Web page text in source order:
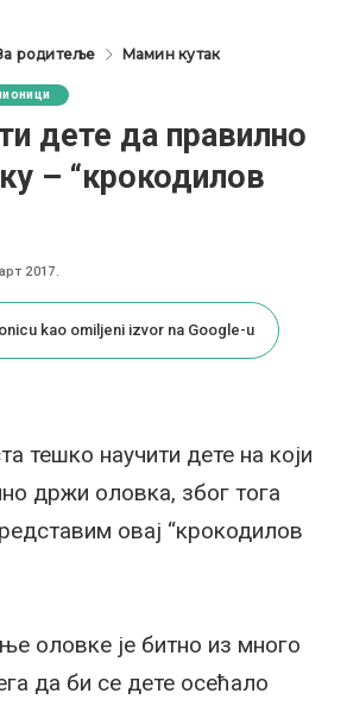
родитеље Мамин кутак
дете да правилно
– “крокодилов
2017.
kao omiljeni izvor na Google-u
тешко научити дете на који
држи оловка, због тога
овај “крокодилов
оловке је битно из много
да би се дете осећало